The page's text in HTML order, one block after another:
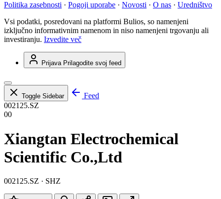
Politika zasebnosti · Pogoji uporabe · Novosti · O nas · Uredništvo
Vsi podatki, posredovani na platformi Bulios, so namenjeni
izključno informativnim namenom in niso namenjeni trgovanju ali
investiranju. Izvedite več
Prijava Prilagodite svoj feed
Toggle Sidebar
Feed
002125.SZ
00
Xiangtan Electrochemical
Scientific Co.,Ltd
002125.SZ · SHZ